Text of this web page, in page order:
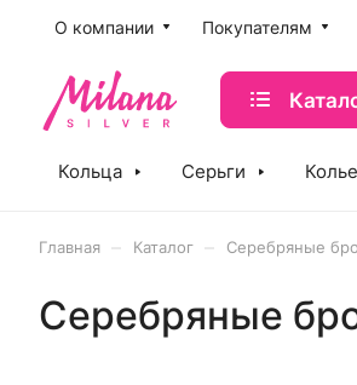
O компании Покупателям
Кольца Серьги
Главная Каталог Серебряные
Серебряные